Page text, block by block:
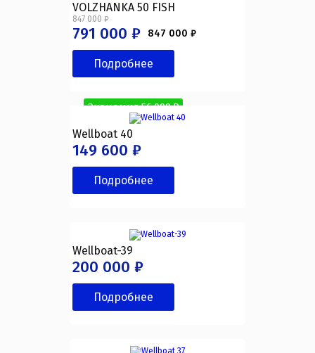
VOLZHANKA 50 FISH
847 000 ₽
847 000 ₽
791 000 ₽
Экономия 56 000 ₽
Подробнее
Wellboat 40
149 600 ₽
Подробнее
Wellboat-39
200 000 ₽
Подробнее